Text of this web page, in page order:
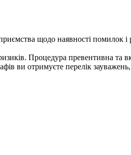
щодо наявності помилок і
Процедура превентивна та
ви отримуєте перелік